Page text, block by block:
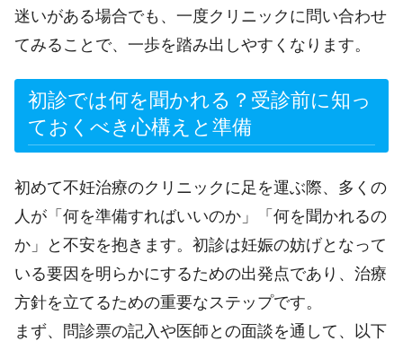
迷いがある場合でも、一度クリニックに問い合わせ
てみることで、一歩を踏み出しやすくなります。
初診では何を聞かれる？受診前に知っ
ておくべき心構えと準備
初めて不妊治療のクリニックに足を運ぶ際、多くの
人が「何を準備すればいいのか」「何を聞かれるの
か」と不安を抱きます。初診は妊娠の妨げとなって
いる要因を明らかにするための出発点であり、治療
方針を立てるための重要なステップです。
まず、問診票の記入や医師との面談を通して、以下